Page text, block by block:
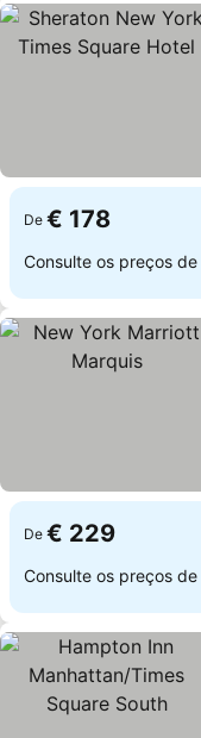
De € 178
Consulte os preços de
De € 229
Consulte os preços de